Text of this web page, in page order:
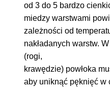
od 3 do 5 bardzo
miedzy warstwami
zależności od
nakładanych warstw.
(rogi,
krawędzie) powłoka
aby uniknąć pęknięć w